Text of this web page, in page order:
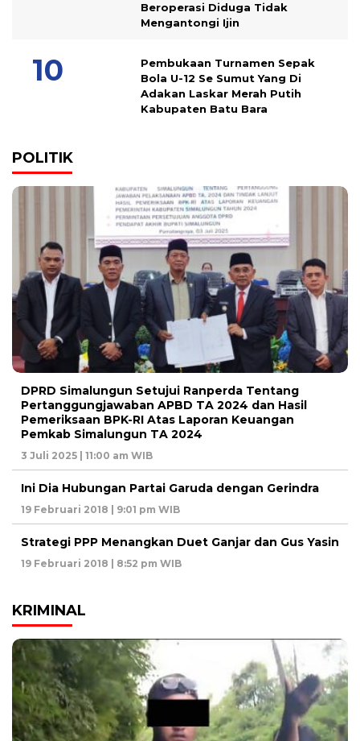
Beroperasi Diduga Tidak
Mengantongi Ijin
Pembukaan Turnamen Sepak
Bola U-12 Se Sumut Yang Di
Adakan Laskar Merah Putih
Kabupaten Batu Bara
POLITIK
DPRD Simalungun Setujui Ranperda Tentang
Pertanggungjawaban APBD TA 2024 dan Hasil
Pemeriksaan BPK-RI Atas Laporan Keuangan
Pemkab Simalungun TA 2024
3 Juli 2025 | 11:00 am WIB
Ini Dia Hubungan Partai Garuda dengan Gerindra
19 Februari 2018 | 9:01 pm WIB
Strategi PPP Menangkan Duet Ganjar dan Gus Yasin
19 Februari 2018 | 8:52 pm WIB
KRIMINAL